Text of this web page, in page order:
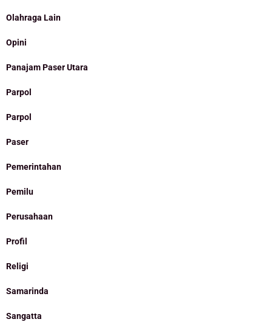
Olahraga Lain
Opini
Panajam Paser Utara
Parpol
Parpol
Paser
Pemerintahan
Pemilu
Perusahaan
Profil
Religi
Samarinda
Sangatta